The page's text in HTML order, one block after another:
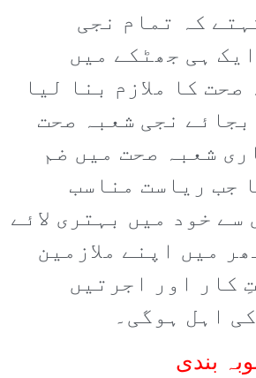
کہ تمام نجی
ہی جھٹکے میں
کا ملازم بنا لیا
نجی شعبہ صحت
شعبہ صحت میں ضم
جب ریاست مناسب
خود میں بہتری لائے
میں اپنے ملازمین
کار اور اجرتیں
اہل ہوگی۔
بندی